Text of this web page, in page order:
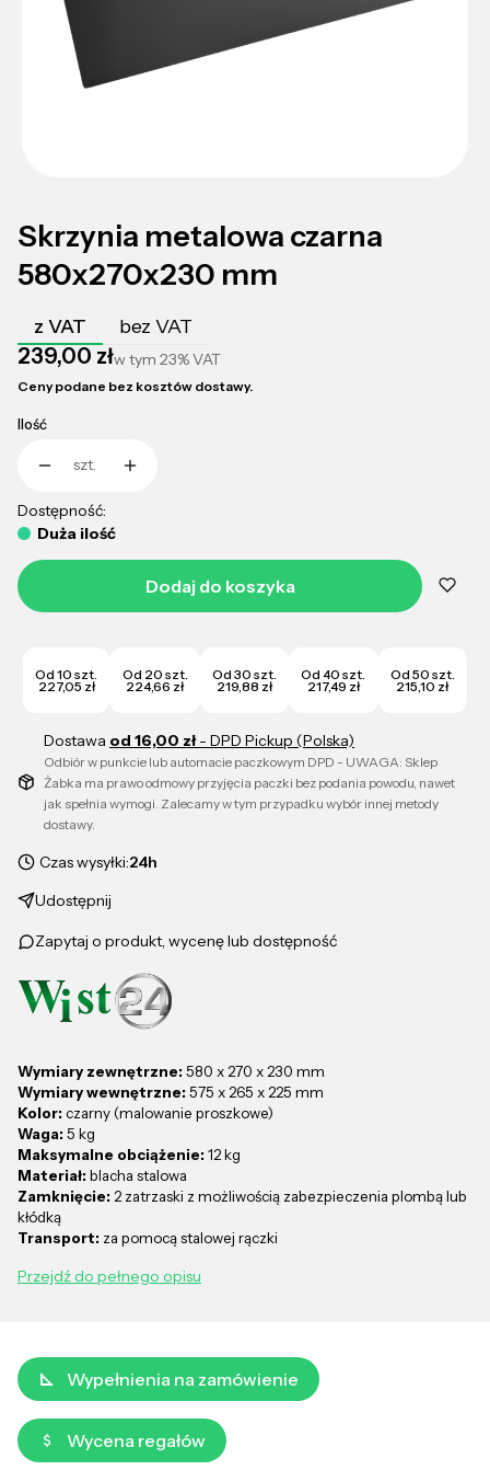
Skrzynia metalowa czarna
580x270x230 mm
z VAT bez VAT
Cena
239,00 złw tym 23%VAT
Ceny podane bez kosztów dostawy.
Ilość
szt.
Dostępność:
Duża ilość
Dodaj do koszyka
Od 10 szt.
227,05 zł
Od 20 szt.
224,66 zł
Od 30 szt.
219,88 zł
Od 40 szt.
217,49 zł
Od 50 szt.
215,10 zł
Dostawa od 16,00 zł- DPD Pickup (Polska)
Odbiór w punkcie lub automacie paczkowym DPD - UWAGA: Sklep
Żabka ma prawo odmowy przyjęcia paczki bez podania powodu, nawet
jak spełnia wymogi. Zalecamy w tym przypadku wybór innej metody
dostawy.
Czas wysyłki:24h
Udostępnij
Zapytaj o produkt, wycenę lub dostępność
Wymiary zewnętrzne: 580 x 270 x 230 mm
Wymiary wewnętrzne: 575 x 265 x 225 mm
Kolor: czarny (malowanie proszkowe)
Waga: 5 kg
Maksymalne obciążenie: 12 kg
Materiał: blacha stalowa
Zamknięcie: 2 zatrzaski z możliwością zabezpieczenia plombą lub
kłódką
Transport: za pomocą stalowej rączki
Przejdź do pełnego opisu
Wypełnienia na zamówienie
Wycena regałów